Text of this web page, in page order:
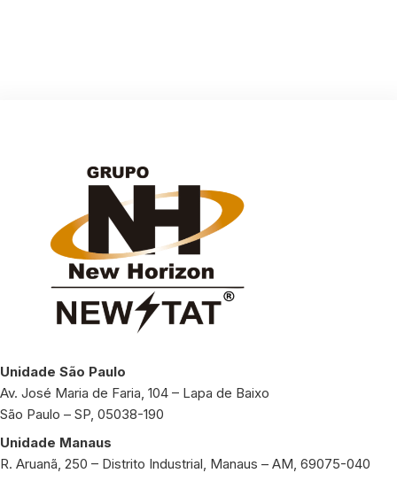
Unidade São Paulo
Av. José Maria de Faria, 104 – Lapa de Baixo
São Paulo – SP, 05038-190
Unidade Manaus
R. Aruanã, 250 – Distrito Industrial, Manaus – AM, 69075-040